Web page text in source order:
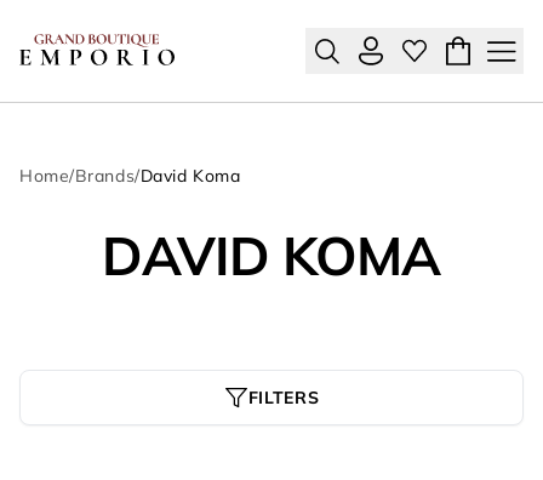
Home/Brands/David Koma
DAVID KOMA
FILTERS